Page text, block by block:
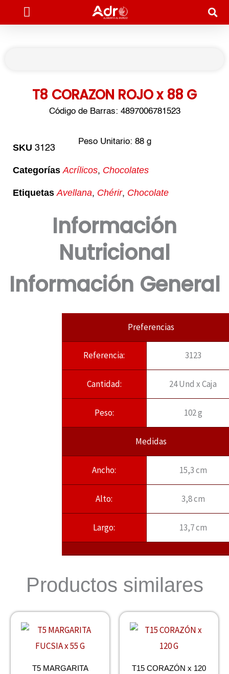
al
T8 CORAZON ROJO x 88 G
Código de Barras: 4897006781523
Peso Unitario: 88 g
SKU 3123
Categorías Acrílicos, Chocolates
Etiquetas Avellana, Chérir, Chocolate
Información
Nutricional
Información General
Preferencias
Referencia: 3123
Cantidad: 24 Und x Caja
Peso: 102 g
Medidas
Ancho: 15,3 cm
Alto: 3,8 cm
Largo: 13,7 cm
Productos similares
T5 MARGARITA
T15 CORAZÓN x 120